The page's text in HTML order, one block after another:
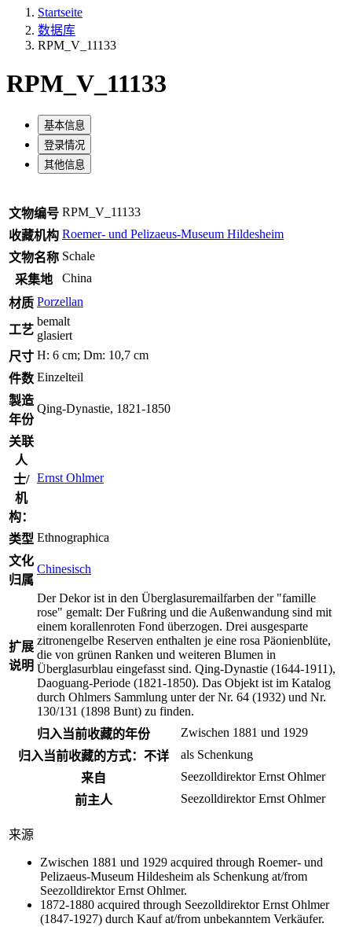
Startseite
数据库
RPM_V_11133
RPM_V_11133
基本信息
登录情况
其他信息
文物编号 RPM_V_11133
收藏机构 Roemer- und Pelizaeus-Museum Hildesheim
文物名称 Schale
采集地
China
材质 Porzellan
工艺
bemalt
glasiert
尺寸 H: 6 cm; Dm: 10,7 cm
件数 Einzelteil
製造
年份
Qing-Dynastie, 1821-1850
关联
人
士/
机
构：
Ernst Ohlmer
类型 Ethnographica
文化
归属
Chinesisch
扩展
说明
Der Dekor ist in den Überglasuremailfarben der "famille
rose" gemalt: Der Fußring und die Außenwandung sind mit
einem korallenroten Fond überzogen. Drei ausgesparte
zitronengelbe Reserven enthalten je eine rosa Päonienblüte,
die von grünen Ranken und weiteren Blumen in
Überglasurblau eingefasst sind. Qing-Dynastie (1644-1911),
Daoguang-Periode (1821-1850). Das Objekt ist im Katalog
durch Ohlmers Sammlung unter der Nr. 64 (1932) und Nr.
130/131 (1898 Bunt) zu finden.
归入当前收藏的年份
Zwischen 1881 und 1929
归入当前收藏的方式：不详
als Schenkung
来自
Seezolldirektor Ernst Ohlmer
前主人
Seezolldirektor Ernst Ohlmer
来源
Zwischen 1881 und 1929 acquired through Roemer- und
Pelizaeus-Museum Hildesheim als Schenkung at/from
Seezolldirektor Ernst Ohlmer.
1872-1880 acquired through Seezolldirektor Ernst Ohlmer
(1847-1927) durch Kauf at/from unbekanntem Verkäufer.